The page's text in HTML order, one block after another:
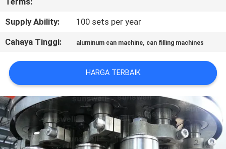
KUALITAS
HUBUNGI
KAMI
BERITA
PERMINTAAN
PENAWARAN
Supply Ability:
100 sets per year
Cahaya Tinggi:
aluminum can machine, can filling machines
HARGA TERBAIK